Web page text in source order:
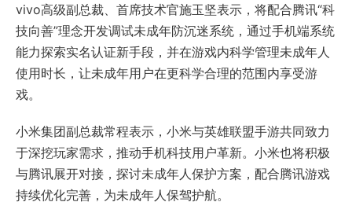
vivo高级副总裁、首席技术官施玉坚表示，将配合腾讯“科
技向善”理念开发调试未成年防沉迷系统，通过手机端系统
能力探索实名认证新手段，并在游戏内科学管理未成年人
使用时长，让未成年用户在更科学合理的范围内享受游
戏。
小米集团副总裁常程表示，小米与英雄联盟手游共同致力
于深挖玩家需求，推动手机科技用户革新。小米也将积极
与腾讯展开对接，探讨未成年人保护方案，配合腾讯游戏
持续优化完善，为未成年人保驾护航。